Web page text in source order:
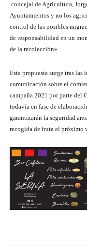
concejal de Agricultura,
Ayuntamientos y no los
control de las posibles
de responsabilidad en un
de la recolección».
Esta propuesta surge tras
comunicación sobre el
campaña 2021 por parte del
todavía en fase de
garantizarán la seguridad
recogida de fruta el próximo